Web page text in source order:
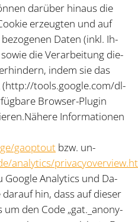
dar­über hin­aus die
er­zeug­ten und auf
Da­ten (inkl. Ih­
die Ver­ar­bei­tung die­
in­dem sie das
(http://​tools.goog­le.com/​dl­
Brow­ser-Plu­gin
In­for­ma­tio­nen
gaoptout bzw. un­
analytics/
Goog­le Ana­ly­tics und Da­
hin, dass auf die­ser
um den Code „gat._a­n­ony­